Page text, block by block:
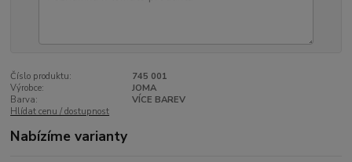
Číslo produktu:
745 001
Výrobce:
JOMA
Barva:
VÍCE BAREV
Hlídat cenu / dostupnost
Nabízíme varianty